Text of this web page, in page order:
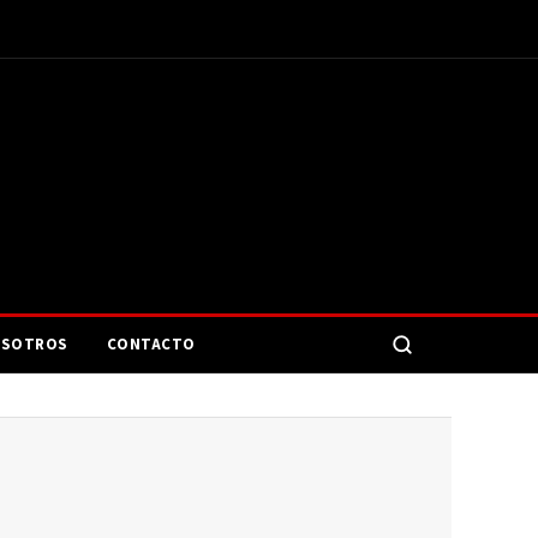
CONTACTO